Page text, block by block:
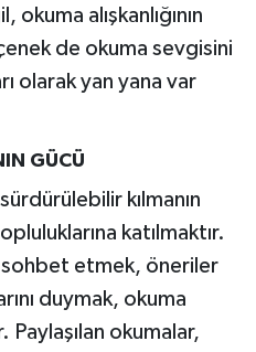
alışkanlığının
de okuma sevgisini
olarak yan yana var
GÜCÜ
kılmanın
katılmaktır.
etmek, öneriler
duymak, okuma
okumalar,